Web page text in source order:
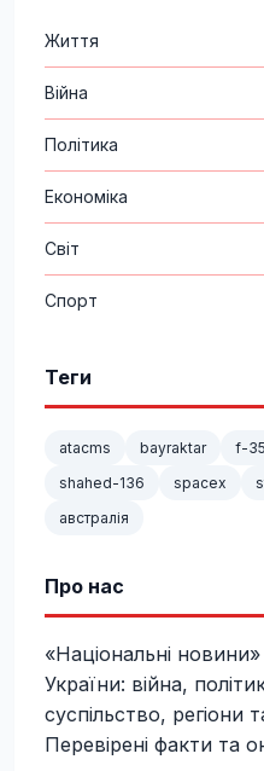
Життя
Війна
Політика
Економіка
Світ
Спорт
Теги
atacms bayraktar f-35
shahed-136
spacex
австралія
Про нас
«Національні
України: війна,
суспільство, регіони
Перевірені факти та